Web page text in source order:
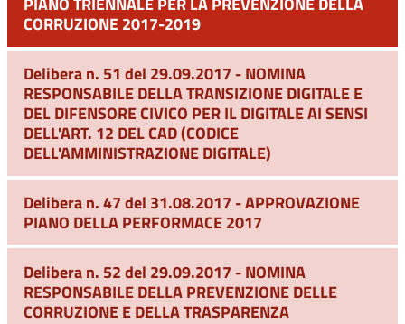
CORRUZIONE 2017-2019
Delibera n. 51 del 29.09.2017 - NOMINA
RESPONSABILE DELLA TRANSIZIONE DIGITALE E
DEL DIFENSORE CIVICO PER IL DIGITALE AI SENSI
DELL'ART. 12 DEL CAD (CODICE
DELL'AMMINISTRAZIONE DIGITALE)
Delibera n. 47 del 31.08.2017 - APPROVAZIONE
PIANO DELLA PERFORMACE 2017
Delibera n. 52 del 29.09.2017 - NOMINA
RESPONSABILE DELLA PREVENZIONE DELLE
CORRUZIONE E DELLA TRASPARENZA